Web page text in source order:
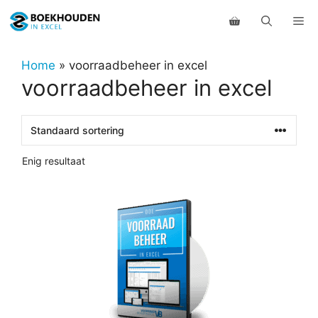
naar
inhoudHome » voorraadbeheer in excel
voorraadbeheer in excel
Enig resultaat